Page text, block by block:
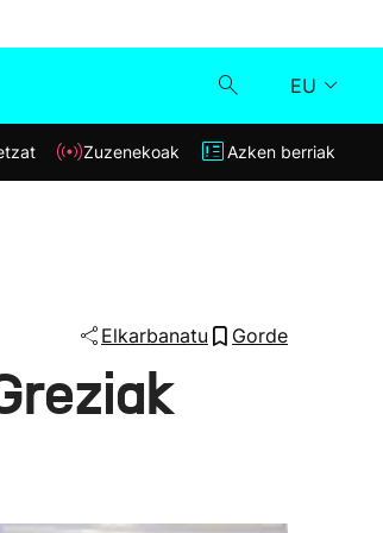
EU
Klisk
Zuzenekoak Azken berriak
Elkarbanatu Gorde